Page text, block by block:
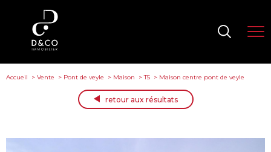
Accueil Vente Pont de veyle Maison T5 Maison centre pont de veyle
retour aux résultats